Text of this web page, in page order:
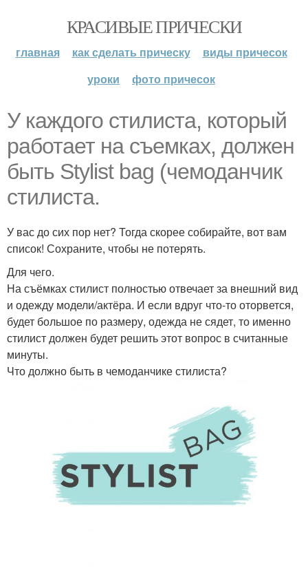
КРАСИВЫЕ ПРИЧЕСКИ
главная как сделать прическу
виды причесок
уроки
фото причесок
У каждого стилиста, который
работает на съемках, должен
быть Stylist bag (чемоданчик
стилиста.
У вас до сих пор нет? Тогда скорее собирайте, вот вам
список! Сохраните, чтобы не потерять.
Для чего.
На съёмках стилист полностью отвечает за внешний вид
и одежду модели/актёра. И если вдруг что-то оторвется,
будет большое по размеру, одежда не сядет, то именно
стилист должен будет решить этот вопрос в считанные
минуты.
Что должно быть в чемоданчике стилиста?